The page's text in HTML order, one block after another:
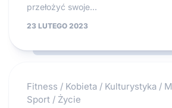
przełożyć swoje...
23 LUTEGO 2023
Fitness / Kobieta / Kulturystyka /
Sport / Życie